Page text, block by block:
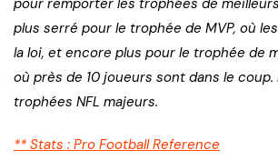
plus serré pour le trophée de MVP, où
la loi, et encore plus pour le trophée de
où près de 10 joueurs sont dans le
trophées NFL majeurs.
** Stats : Pro Football Reference